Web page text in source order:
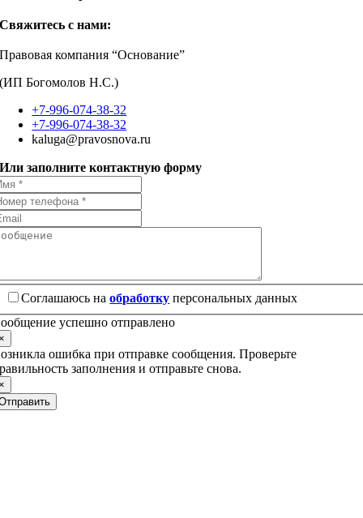
Свяжитесь с нами:
Правовая компания “Основание”
(ИП Богомолов Н.С.)
+7-996-074-38-32
+7-996-074-38-32
kaluga@pravosnova.ru
Или заполните контактную форму
Соглашаюсь наобработку персональных данных
успешно отправлено
ошибка при отправке сообщения. Проверьте
заполнения и отправьте снова.